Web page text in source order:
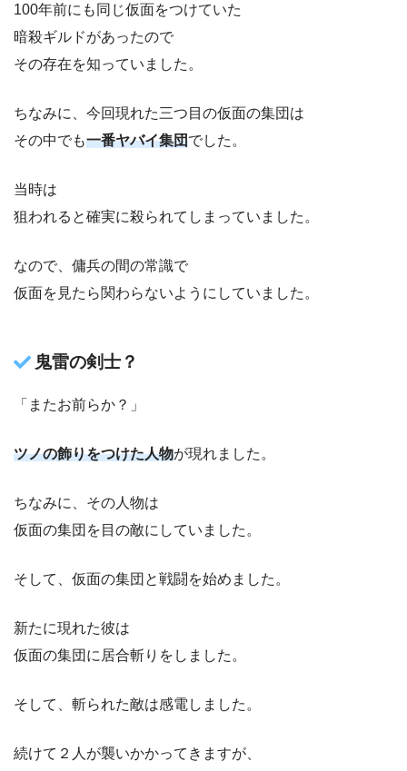
100年前にも同じ仮面をつけていた
暗殺ギルドがあったので
その存在を知っていました。
ちなみに、今回現れた三つ目の仮面の集団は
その中でも一番ヤバイ集団でした。
当時は
狙われると確実に殺られてしまっていました。
なので、傭兵の間の常識で
仮面を見たら関わらないようにしていました。
鬼雷の剣士？
「またお前らか？」
ツノの飾りをつけた人物が現れました。
ちなみに、その人物は
仮面の集団を目の敵にしていました。
そして、仮面の集団と戦闘を始めました。
新たに現れた彼は
仮面の集団に居合斬りをしました。
そして、斬られた敵は感電しました。
続けて２人が襲いかかってきますが、